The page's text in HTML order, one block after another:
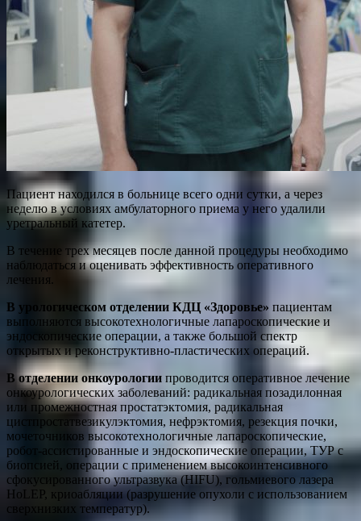
Пациент находился в больнице всего одни сутки, а через
неделю в условиях амбулаторного приема у него удалили
уретральный катетер.
В течение трех месяцев после данной процедуры необходимо
наблюдаться и оценивать эффективность оперативного
лечения.
В урологическом отделении КДЦ «Здоровье» пациентам
выполняются высокотехнологичные лапароскопические и
эндоскопические операции, а также большой спектр
открытых и реконструктивно-пластических операций.
В отделении онкоурологии проводится оперативное лечение
онкоурологических заболеваний: радикальная позадилонная
или промежностная простатэктомия, радикальная
цистпростатвезикулэктомия, нефрэктомия, резекция почки,
мочеточников высокотехнологичные лапароскопические,
робот-ассистированные и эндоскопические операции, ТУР с
биопсией, операции с применением высокоинтенсивного
сфокусированного ультразвука (HIFU), гольмиевого лазера
HoLEP, криоабляции (разрушение опухоли с использованием
сверхнизких температур).